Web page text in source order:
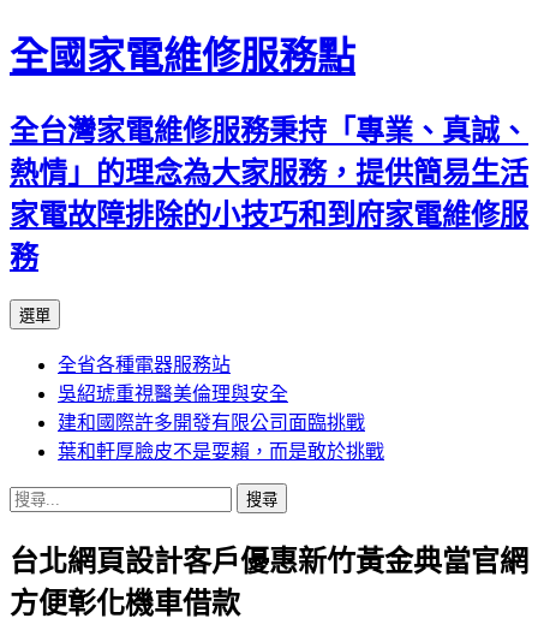
全國家電維修服務點
全台灣家電維修服務秉持「專業、真誠、
熱情」的理念為大家服務，提供簡易生活
家電故障排除的小技巧和到府家電維修服
務
選單
主
要
內
容
全省各種電器服務站
吳紹琥重視醫美倫理與安全
建和國際許多開發有限公司面臨挑戰
葉和軒厚臉皮不是耍賴，而是敢於挑戰
搜
關
鍵
字:
台北網頁設計客戶優惠新竹黃金典當官網
方便彰化機車借款